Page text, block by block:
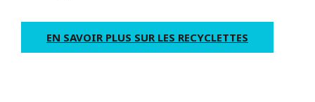
EN SAVOIR PLUS SUR LES RECYCLETTES